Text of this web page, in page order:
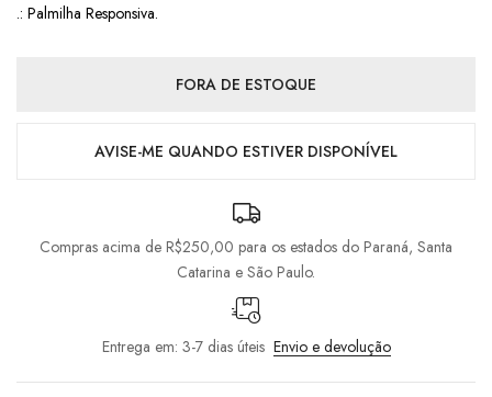
.: Palmilha Responsiva.
FORA DE ESTOQUE
AVISE-ME QUANDO ESTIVER DISPONÍVEL
Compras acima de R$250,00 para os estados do Paraná, Santa
Catarina e São Paulo.
Entrega em: 3-7 dias úteis Envio e devolução